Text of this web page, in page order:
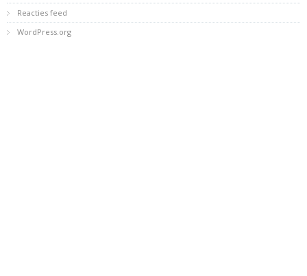
Reacties feed
WordPress.org